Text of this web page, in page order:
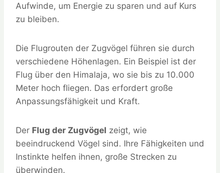
Aufwinde, um Energie zu sparen und auf Kurs
zu bleiben.
Die Flugrouten der Zugvögel führen sie durch
verschiedene Höhenlagen. Ein Beispiel ist der
Flug über den Himalaja, wo sie bis zu 10.000
Meter hoch fliegen. Das erfordert große
Anpassungsfähigkeit und Kraft.
Der Flug der Zugvögel zeigt, wie
beeindruckend Vögel sind. Ihre Fähigkeiten und
Instinkte helfen ihnen, große Strecken zu
überwinden.